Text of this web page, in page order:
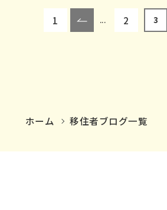
1 ... 2 3
ホーム 移住者ブログ一覧